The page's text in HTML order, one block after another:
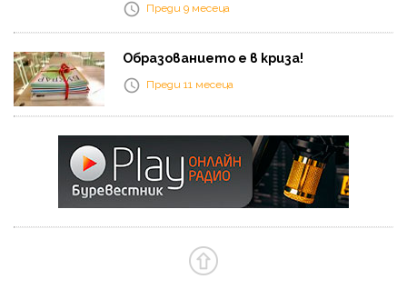
Преди 9 месеца
Образованието е в криза!
Преди 11 месеца